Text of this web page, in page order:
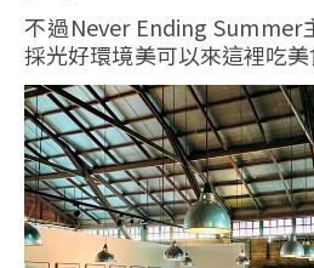
不過Never Ending Summer
採光好環境美可以來這裡吃美